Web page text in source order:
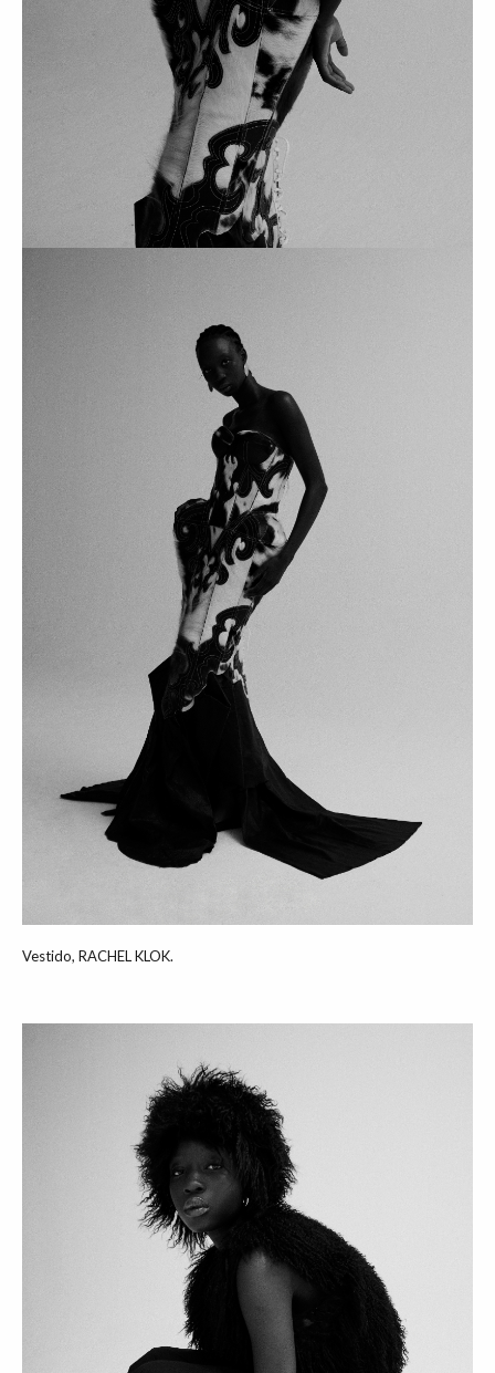
Vestido, RACHEL KLOK.